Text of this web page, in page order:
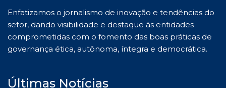
Enfatizamos o jornalismo de inovação e tendências do
setor, dando visibilidade e destaque às entidades
comprometidas com o fomento das boas práticas de
governança ética, autônoma, íntegra e democrática.
Últimas Notícias